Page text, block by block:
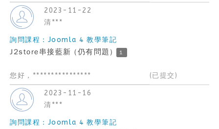
2023-11-22
清***
詢問課程：Joomla 4 教學筆記
J2store串接藍新 (仍有問題) 1
您好，**************** (已提交)
2023-11-16
清***
詢問課程：Joomla 4 教學筆記